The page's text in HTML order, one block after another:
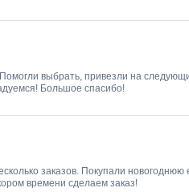
выбрать, привезли на
Большое спасибо!
заказов. Покупали новогоднюю
времени сделаем заказ!